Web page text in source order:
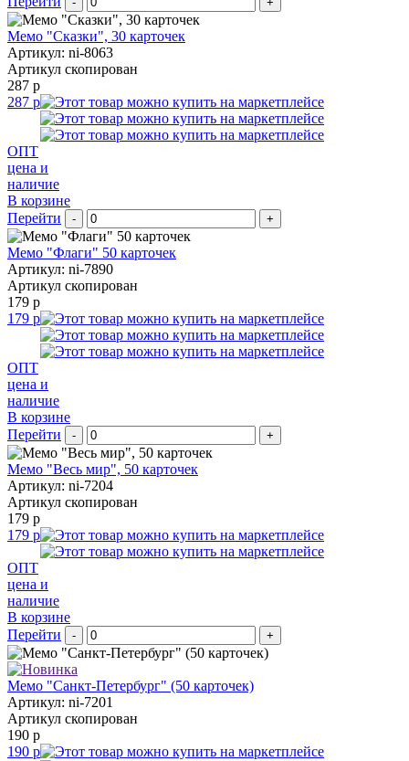
Мемо "Сказки", 30 карточек
Артикул: ni-8063
Артикул скопирован
287 р
287 р
ОПТ
цена и
наличие
В корзине
Перейти
- +
Мемо "Флаги" 50 карточек
Артикул: ni-7890
Артикул скопирован
179 р
179 р
ОПТ
цена и
наличие
В корзине
Перейти
- +
Мемо "Весь мир", 50 карточек
Артикул: ni-7204
Артикул скопирован
179 р
179 р
ОПТ
цена и
наличие
В корзине
Перейти
- +
Мемо "Санкт-Петербург" (50 карточек)
Артикул: ni-7201
Артикул скопирован
190 р
190 р